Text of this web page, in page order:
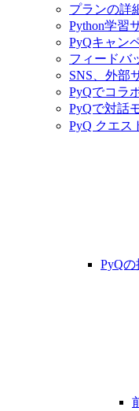
プランの詳
Python学習
PyQキャン
フィードバ
SNS、外部
PyQでコラ
PyQで対話
PyQ クエス
PyQ